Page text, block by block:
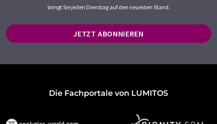
bringt Sie jeden Dienstag auf den neuesten Stand.
JETZT ABONNIEREN
Die Fachportale von LUMITOS